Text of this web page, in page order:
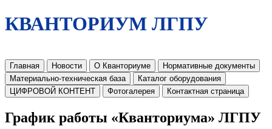
КВАНТОРИУМ ЛГПУ
Главная Новости О Кванториуме
Нормативные документы
Материально-техническая база
Каталог оборудования
ЦИФРОВОЙ КОНТЕНТ
Фотогалерея Контактная страница
График работы «Кванториума» ЛГПУ